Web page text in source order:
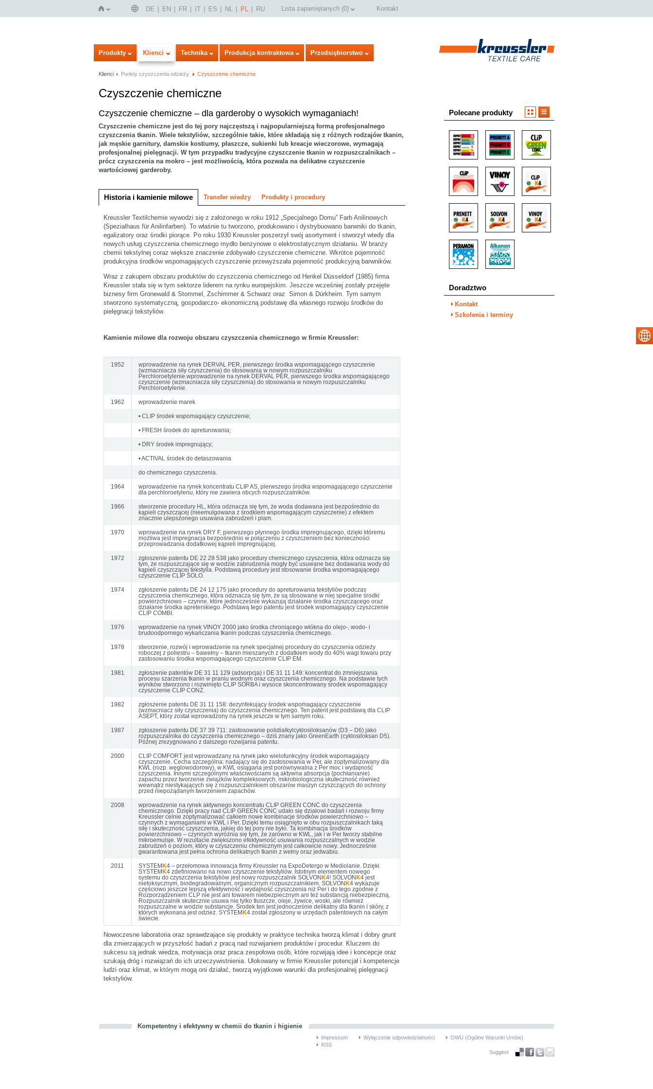
Strona
główna
DE EN FR IT ES NL PL RU Lista zapamiętanych (0) Kontakt
Produkty Klienci Technika Produkcja kontraktowa Przedsiębiorstwo
Klienci Punkty czyszczenia odzieży Czyszczenie chemiczne
Czyszczenie chemiczne
Czyszczenie chemiczne – dla garderoby o wysokich wymaganiach!
Czyszczenie chemiczne jest do tej pory najczęstszą i najpopularniejszą formą profesjonalnego
czyszczenia tkanin. Wiele tekstyliów, szczególnie takie, które składają się z różnych rodzajów tkanin,
jak męskie garnitury, damskie kostiumy, płaszcze, sukienki lub kreacje wieczorowe, wymagają
profesjonalnej pielęgnacji. W tym przypadku tradycyjne czyszczenie tkanin w rozpuszczalnikach –
prócz czyszczenia na mokro – jest możliwością, która pozwala na delikatne czyszczenie
wartościowej garderoby.
Historia i kamienie milowe Transfer wiedzy Produkty i procedury
Kreussler Textilchemie wywodzi się z założonego w roku 1912 „Specjalnego Domu” Farb Anilinowych
(Spezialhaus für Anilinfarben). To właśnie tu tworzono, produkowano i dystrybuowano barwniki do tkanin,
egalizatory oraz środki piorące. Po roku 1930 Kreussler poszerzył swój asortyment i stworzył wtedy dla
nowych usług czyszczenia chemicznego mydło benzynowe o elektrostatycznym działaniu. W branży
chemii tekstylnej coraz większe znaczenie zdobywało czyszczenie chemiczne. Wkrótce pojemność
produkcyjna środków wspomagających czyszczenie przewyższała pojemność produkcyjną barwników.
Wraz z zakupem obszaru produktów do czyszczenia chemicznego od Henkel Düsseldorf (1985) firma
Kreussler stała się w tym sektorze liderem na rynku europejskim. Jeszcze wcześniej zostały przejęte
biznesy firm Gronewald & Stommel, Zschimmer & Schwarz oraz Simon & Dürkheim. Tym samym
stworzono systematyczną, gospodarczo- ekonomiczną podstawę dla własnego rozwoju środków do
pielęgnacji tekstyliów.
Kamienie milowe dla rozwoju obszaru czyszczenia chemicznego w firmie Kreussler:
1952
wprowadzenie na rynek DERVAL PER, pierwszego środka wspomagającego czyszczenie
(wzmacniacza siły czyszczenia) do stosowania w nowym rozpuszczalniku
Perchloroetylenie.wprowadzenie na rynek DERVAL PER, pierwszego środka wspomagającego
czyszczenie (wzmacniacza siły czyszczenia) do stosowania w nowym rozpuszczalniku
Perchloroetylenie.
1962 wprowadzenie marek
• CLIP środek wspomagający czyszczenie;
• FRESH środek do apreturowania;
• DRY środek impregnujący;
• ACTIVAL środek do detaszowania
do chemicznego czyszczenia.
1964
wprowadzenie na rynek koncentratu CLIP AS, pierwszego środka wspomagającego czyszczenie
dla perchloroetylenu, który nie zawiera obcych rozpuszczalników.
1966
stworzenie procedury HL, która odznacza się tym, że woda dodawana jest bezpośrednio do
kąpieli czyszczącej (nieemulgowana z środkiem wspomagającym czyszczenie) z efektem
znacznie ulepszonego usuwana zabrudzeń i plam.
1970
wprowadzenie na rynek DRY F, pierwszego płynnego środka impregnującego, dzięki któremu
możliwa jest impregnacja bezpośrednio w połączeniu z czyszczeniem bez konieczności
przeprowadzania dodatkowej kąpieli impregnującej.
1972
zgłoszenie patentu DE 22 28 538 jako procedury chemicznego czyszczenia, która odznacza się
tym, że rozpuszczające się w wodzie zabrudzenia mogły być usuwane bez dodawania wody do
kąpieli czyszczącej tekstylia. Podstawą procedury jest stosowanie środka wspomagającego
czyszczenie CLIP SOLO.
1974
zgłoszenie patentu DE 24 12 175 jako procedury do apreturowania tekstyliów podczas
czyszczenia chemicznego, która odznacza się tym, że są stosowane w niej specjalne środki
powierzchniowo – czynne, które jednocześnie wykazują działanie środka czyszczącego oraz
działanie środka apreterskiego. Podstawą tego patentu jest środek wspomagający czyszczenie
CLIP COMBI.
1976
wprowadzenie na rynek VINOY 2000 jako środka chroniącego włókna do olejo-, wodo- i
brudoodpornego wykańczania tkanin podczas czyszczenia chemicznego.
1978
stworzenie, rozwój i wprowadzenie na rynek specjalnej procedury do czyszczenia odzieży
roboczej z poliestru – bawełny – tkanin mieszanych z dodatkiem wody do 40% wagi towaru przy
zastosowaniu środka wspomagającego czyszczenie CLIP EM.
1981
zgłoszenie patentów DE 31 11 129 (adsorpcja) i DE 31 11 149: koncentrat do zmniejszania
procesu szarzenia tkanin w praniu wodnym oraz czyszczenia chemicznego. Na podstawie tych
wyników stworzono i rozwinięto CLIP SORBA i wysoce skoncentrowany środek wspomagający
czyszczenie CLIP CONZ.
1982
zgłoszenie patentu DE 31 11 158: dezynfekujący środek wspomagający czyszczenie
(wzmacniacz siły czyszczenia) do czyszczenia chemicznego. Ten patent jest podstawą dla CLIP
ASEPT, który został wprowadzony na rynek jeszcze w tym samym roku.
1987
zgłoszenie patentu DE 37 39 711: zastosowanie polidialkylcyklosiloksanów (D3 – D6) jako
rozpuszczalnika do czyszczenia chemicznego – dziś znany jako GreenEarth (cyklosiloksan D5).
Późnej zrezygnowano z dalszego rozwijania patentu.
2000
CLIP COMFORT jest wprowadzany na rynek jako wielofunkcyjny środek wspomagający
czyszczenie. Cecha szczególna: nadający się do zastosowania w Per, ale zoptymalizowany dla
KWL (rozp. węglowodorowy), w KWL osiągana jest porównywalna z Per moc i wydajność
czyszczenia. Innymi szczególnymi właściwościami są aktywna absorpcja (pochłanianie)
zapachu przez tworzenie związków kompleksowych, mikrobiologiczna skuteczność również
wewnątrz niestykających się z rozpuszczalnikiem obszarów maszyn czyszczących do ochrony
przed niepożądanym tworzeniem zapachów.
2008
wprowadzenie na rynek aktywnego koncentratu CLIP GREEN CONC do czyszczenia
chemicznego. Dzięki pracy nad CLIP GREEN CONC udało się działowi badań i rozwoju firmy
Kreussler celnie zoptymalizować całkiem nowe kombinacje środków powierzchniowo –
czynnych z wymaganiami w KWL i Per. Dzięki temu osiągnięto w obu rozpuszczalnikach taką
siłę i skuteczność czyszczenia, jakiej do tej pory nie było. Ta kombinacja środków
powierzchniowo – czynnych wyróżnia się tym, że zarówno w KWL, jak i w Per tworzy stabilne
mikroemulsje. W rezultacie zwiększono efektywność usuwania rozpuszczalnych w wodzie
zabrudzeń o poziom, który w czyszczeniu chemicznym jest całkowicie nowy. Jednocześnie
gwarantowana jest pełna ochrona delikatnych tkanin z wełny oraz jedwabiu.
2011 SYSTEM K4 – przełomowa innowacja firmy Kreussler na ExpoDetergo w Mediolanie. Dzięki
SYSTEM K4 zdefiniowano na nowo czyszczenie tekstyliów. Istotnym elementem nowego
systemu do czyszczenia tekstyliów jest nowy rozpuszczalnik SOLVON K4! SOLVON K4 jest
nietoksycznym, biodegradowalnym, organicznym rozpuszczalnikiem. SOLVON K4 wykazuje
częściowo jeszcze lepszą efektywność i wydajność czyszczenia niż Per i do tego zgodnie z
Rozporządzeniem CLP nie jest ani towarem niebezpiecznym ani też substancją niebezpieczną.
Rozpuszczalnik skutecznie usuwa nie tylko tłuszcze, oleje, żywice, woski, ale również
rozpuszczalne w wodzie substancje. Środek ten jest jednocześnie delikatny dla tkanin i skóry, z
których wykonana jest odzież. SYSTEM K4 został zgłoszony w urzędach patentowych na całym
świecie.
Nowoczesne laboratoria oraz sprawdzające się produkty w praktyce technika tworzą klimat i dobry grunt
dla zmierzających w przyszłość badań z pracą nad rozwijaniem produktów i procedur. Kluczem do
sukcesu są jednak wiedza, motywacja oraz praca zespołowa osób, które rozwijają idee i koncepcje oraz
szukają dróg i rozwiązań do ich urzeczywistnienia. Ulokowany w firmie Kreussler potencjał i kompetencje
ludzi oraz klimat, w którym mogą oni działać, tworzą wyjątkowe warunki dla profesjonalnej pielęgnacji
tekstyliów.
Polecane produkty
Doradztwo
Kontakt
Szkolenia i terminy
Kompetentny i efektywny w chemii do tkanin i higienie
Impressum Wyłączenie odpowiedzialności
OWU (Ogólne Warunki Umów)
RSS
Suggest